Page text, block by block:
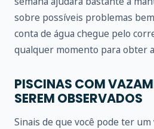
sobre possíveis problemas
conta de água chegue pelo
qualquer momento para obter
PISCINAS COM
SEREM OBSERVADOS
Sinais de que você pode ter